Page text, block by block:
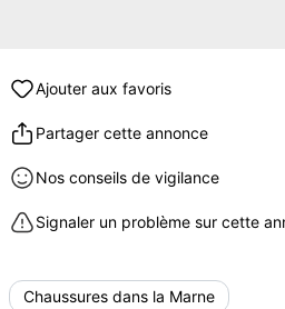
Ajouter aux favoris
Partager cette annonce
Nos conseils de vigilance
Signaler un problème sur cette
Chaussures dans la Marne